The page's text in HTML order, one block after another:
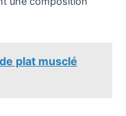
plat musclé